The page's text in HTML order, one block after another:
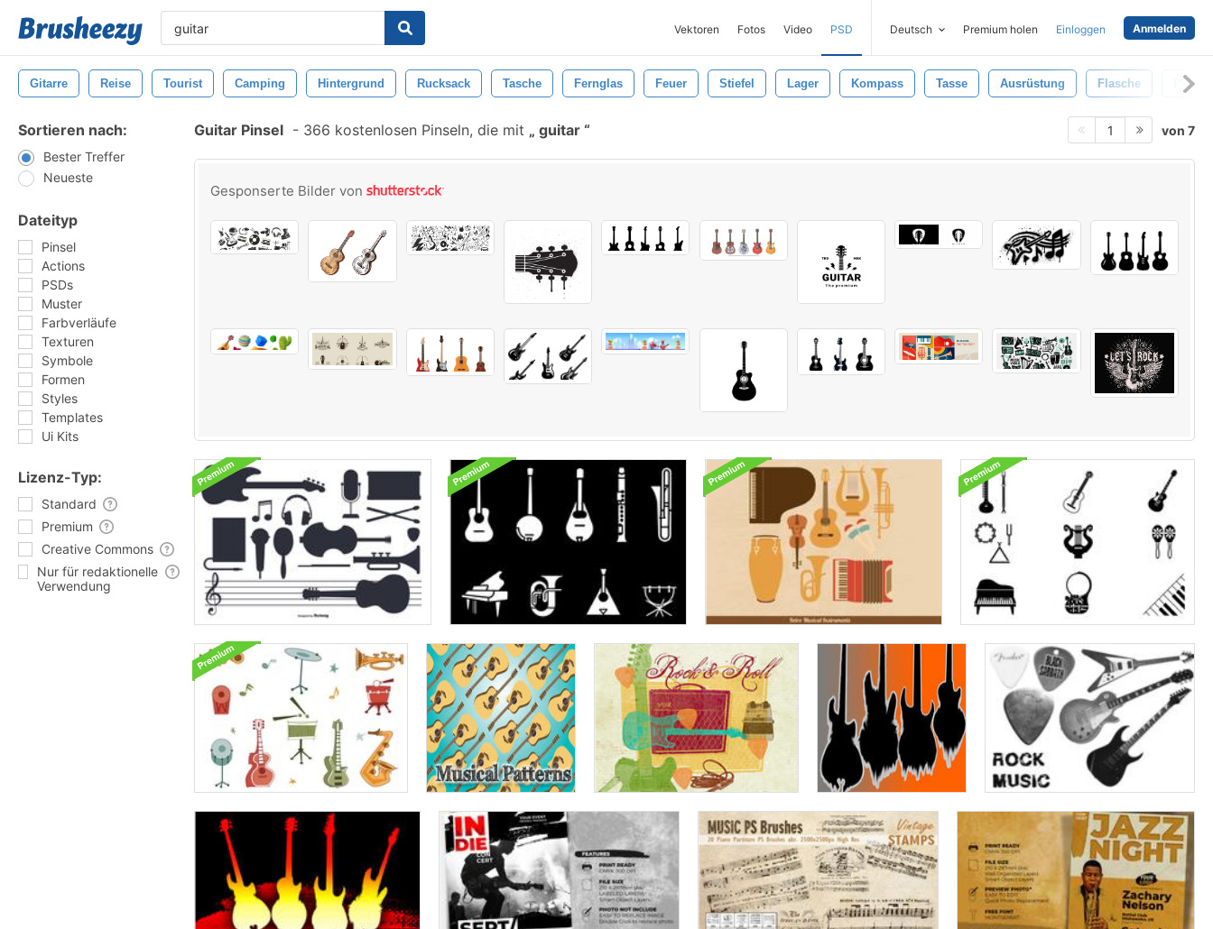
Vektoren Fotos Video PSD Deutsch Premium holen Einloggen Anmelden
Gitarre Reise Tourist Camping Hintergrund Rucksack Tasche Fernglas Feuer Stiefel Lager Kompass Tasse Ausrüstung Flasche
Sortieren nach:
Bester Treffer
Neueste
Dateityp
Pinsel
Actions
PSDs
Muster
Farbverläufe
Texturen
Symbole
Formen
Styles
Templates
Ui Kits
Lizenz-Typ:
Standard
Premium
Creative Commons
Nur für redaktionelle
Verwendung
Guitar Pinsel - 366 kostenlosen Pinseln, die mit guitar 1 von 7
Gesponserte Bilder von